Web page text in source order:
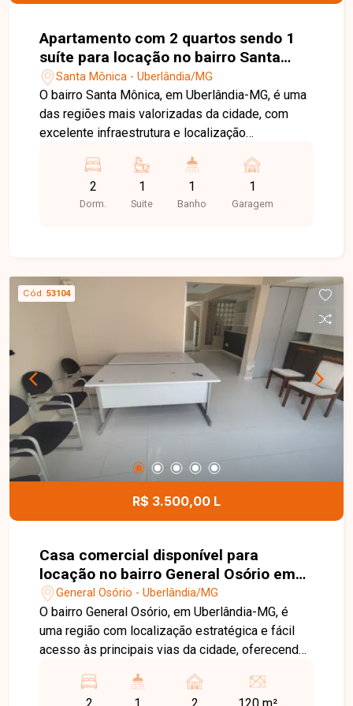
Apartamento com 2 quartos sendo 1
suíte para locação no bairro Santa
Mônica em Uberlândia-MG
Santa Mônica - Uberlândia/MG
O bairro Santa Mônica, em Uberlândia-MG, é uma
das regiões mais valorizadas da cidade, com
excelente infraestrutura e localização
à Universidade Federal de Uberlândia (UFU). A
região conta com ampla oferta de
supermercados, restaurantes, farmácias, bancos,
por sala em 02 ambientes, cozinha planejada, 02
quartos, sendo 01 suíte com sacada e armário
planejado, além de ar-condicionado nos 02
quartos. Conta ainda com banheiro social com
armário e box em blindex e 01 vaga de garagem.
O condomínio dispõe de elevador,
proporcionando mais conforto e praticidade aos
moradores. Entre em contato para mais
informações e agende uma visita para conhecer
este excelente apartamento mobiliado.
2
Dorm.
1
Suite
1
Banho
1
Garagem
Cód. 53104
R$ 3.500,00 L
Casa comercial disponível para
locação no bairro General Osório em
Uberlândia-MG
General Osório - Uberlândia/MG
O bairro General Osório, em Uberlândia-MG, é
uma região com localização estratégica e fácil
acesso às principais vias da cidade, oferecendo
proximidade com comércios, serviços e outros